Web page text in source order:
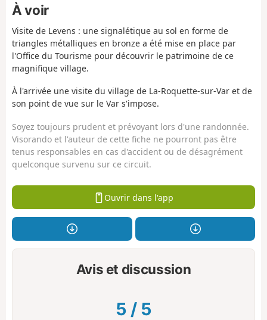
À voir
Visite de Levens : une signalétique au sol en forme de
triangles métalliques en bronze a été mise en place par
l'Office du Tourisme pour découvrir le patrimoine de ce
magnifique village.
À l'arrivée une visite du village de La-Roquette-sur-Var et de
son point de vue sur le Var s'impose.
Soyez toujours prudent et prévoyant lors d'une randonnée.
Visorando et l'auteur de cette fiche ne pourront pas être
tenus responsables en cas d'accident ou de désagrément
quelconque survenu sur ce circuit.
Ouvrir dans l'app
Avis et discussion
5 / 5